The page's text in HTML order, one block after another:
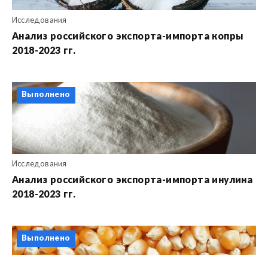
Исследования
Анализ российского экспорта-импорта копры
2018-2023 гг.
Выполнено
Исследования
Анализ российского экспорта-импорта инулина
2018-2023 гг.
Выполнено